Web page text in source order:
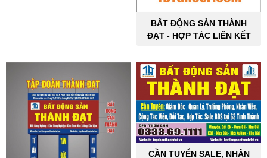
BẤT ĐỘNG SẢN THÀNH
ĐẠT - HỢP TÁC LIÊN KẾT
CẦN TUYỂN SALE, NHÂN